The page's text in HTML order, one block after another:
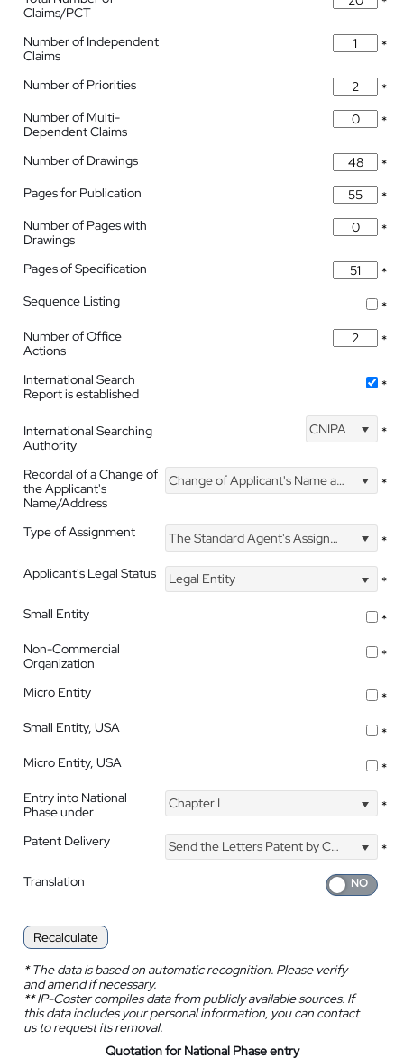
Claims/PCT
Number of Independent
Claims
*
Number of Priorities
*
Number of Multi-
Dependent Claims
*
Number of Drawings
*
Pages for Publication
*
Number of Pages with
Drawings
*
Pages of Specification
*
Sequence Listing
*
Number of Office
Actions
*
International Search
Report is established
*
International Searching
Authority
CNIPA *
Recordal of a Change of
the Applicant's
Name/Address
Change of Applicant's Name and Address *
Type of Assignment The Standard Agent's Assignment
*
Applicant's Legal Status
Legal Entity
*
Small Entity
*
Non-Commercial
Organization
*
Micro Entity
*
Small Entity, USA
*
Micro Entity, USA
*
Entry into National
Phase under
Chapter I *
Patent Delivery Send the Letters Patent by Courier
*
Translation
Recalculate
*The data is based on automatic recognition. Please verify
and amend if necessary.
**IP-Coster compiles data from publicly available sources. If
this data includes your personal information, you can contact
us to request its removal.
Quotation for National Phase entry